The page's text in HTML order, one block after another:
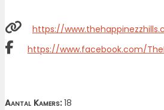
https://
https://www.facebook.com/
Aantal Kamers:18